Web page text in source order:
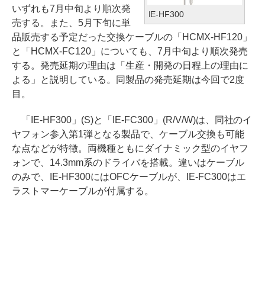
IE-HF300
いずれも7月中旬より順次発
売する。また、5月下旬に単
品販売する予定だった交換ケーブルの「HCMX-HF120」
と「HCMX-FC120」についても、7月中旬より順次発売
する。発売延期の理由は「生産・開発の日程上の理由に
よる」と説明している。同製品の発売延期は今回で2度
目。
「IE-HF300」(S)と「IE-FC300」(R/V/W)は、同社のイ
ヤフォン参入第1弾となる製品で、ケーブル交換も可能
な点などが特徴。両機種ともにダイナミック型のイヤフ
ォンで、14.3mm系のドライバを搭載。違いはケーブル
のみで、IE-HF300にはOFCケーブルが、IE-FC300はエ
ラストマーケーブルが付属する。